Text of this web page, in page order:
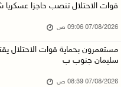
تواصل انتهاكات الاحتلال
06/آب/2026 11:53 م
الاحتلال يخطر باقتلاع أشجار من 310 دونمات وال ...
06/آب/2026 11:14 م
قوات الاحتلال تقتحم يعبد
قوات الاحتلال تنصب حاجزا
07/08/2026 09:06 ص
مستعمرون بحماية قوات الاحتلال
سليمان جنوب ب
07/08/2026 08:39 ص